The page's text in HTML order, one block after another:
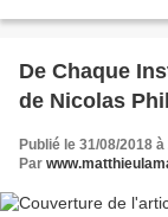
De Chaque
de Nicolas
Publié le 31/08/2018
Par